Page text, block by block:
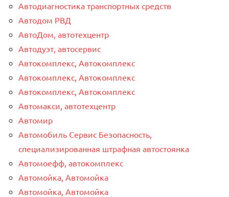
Автодиагностика транспортных средств
Автодом РВД
АвтоДом, автотехцентр
Автодуэт, автосервис
Автокомплекс, Автокомплекс
Автокомплекс, Автокомплекс
Автокомплекс, Автокомплекс
Автомакси, автотехцентр
Автомир
Автомобиль Сервис Безопасность,
специализированная штрафная автостоянка
Автомоефф, автокомплекс
Автомойка, Автомойка
Автомойка, Автомойка